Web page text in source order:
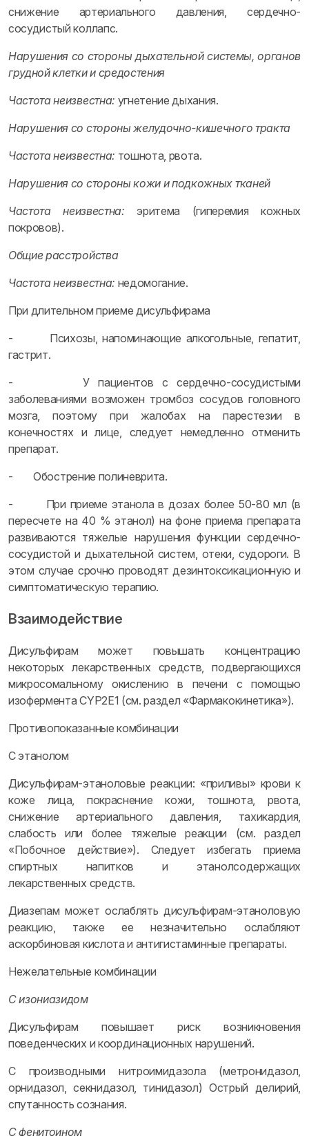
снижение артериального давления, сердечно-
сосудистый коллапс.
Нарушения со стороны дыхательной системы, органов
грудной клетки и средостения
Частота неизвестна: угнетение дыхания.
Нарушения со стороны желудочно-кишечного тракта
Частота неизвестна: тошнота, рвота.
Нарушения со стороны кожи и подкожных тканей
Частота неизвестна: эритема (гиперемия кожных
покровов).
Общие расстройства
Частота неизвестна: недомогание.
При длительном приеме дисульфирама
- Психозы, напоминающие алкогольные, гепатит,
гастрит.
- У пациентов с сердечно-сосудистыми
заболеваниями возможен тромбоз сосудов головного
мозга, поэтому при жалобах на парестезии в
конечностях и лице, следует немедленно отменить
препарат.
- Обострение полиневрита.
- При приеме этанола в дозах более 50-80 мл (в
пересчете на 40 % этанол) на фоне приема препарата
развиваются тяжелые нарушения функции сердечно-
сосудистой и дыхательной систем, отеки, судороги. В
этом случае срочно проводят дезинтоксикационную и
симптоматическую терапию.
Взаимодействие
Дисульфирам может повышать концентрацию
некоторых лекарственных средств, подвергающихся
микросомальному окислению в печени с помощью
изофермента CYP2E1 (см. раздел «Фармакокинетика»).
Противопоказанные комбинации
С этанолом
Дисульфирам-этаноловые реакции: «приливы» крови к
коже лица, покраснение кожи, тошнота, рвота,
снижение артериального давления, тахикардия,
слабость или более тяжелые реакции (см. раздел
«Побочное действие»). Следует избегать приема
спиртных напитков и этанолсодержащих
лекарственных средств.
Диазепам может ослаблять дисульфирам-этаноловую
реакцию, также ее незначительно ослабляют
аскорбиновая кислота и антигистаминные препараты.
Нежелательные комбинации
С изониазидом
Дисульфирам повышает риск возникновения
поведенческих и координационных нарушений.
С производными нитроимидазола (метронидазол,
орнидазол, секнидазол, тинидазол) Острый делирий,
спутанность сознания.
С фенитоином